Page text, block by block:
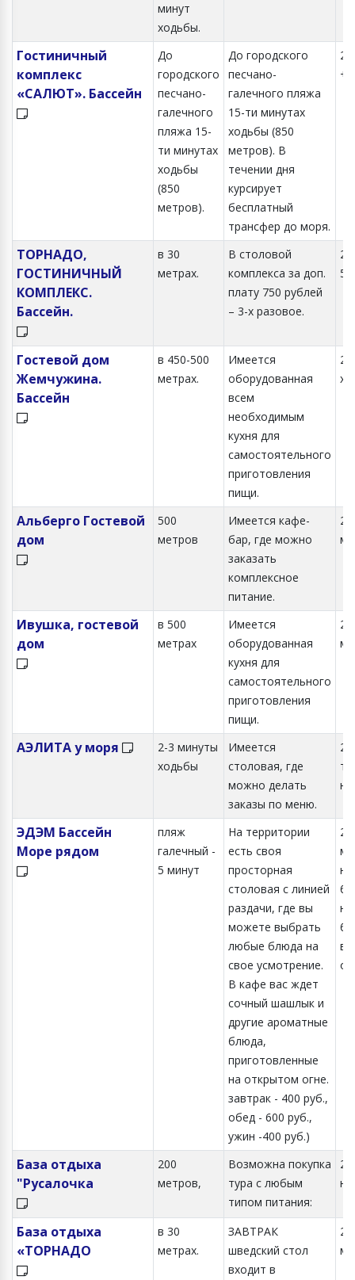
минут
ходьбы.
Гостиничный
комплекс
«САЛЮТ». Бассейн
До
городского
песчано-
галечного
пляжа 15-
ти минутах
ходьбы
(850
метров).
До городского
песчано-
галечного пляжа
15-ти минутах
ходьбы (850
метров). В
течении дня
курсирует
бесплатный
трансфер до моря.
2-
ТОРНАДО,
ГОСТИНИЧНЫЙ
КОМПЛЕКС.
Бассейн.
в 30
метрах.
В столовой
комплекса за доп.
плату 750 рублей
– 3-х разовое.
2-
5-
Гостевой дом
Жемчужина.
Бассейн
в 450-500
метрах.
Имеется
оборудованная
всем
необходимым
кухня для
самостоятельного
приготовления
пищи.
2,
Альберго Гостевой
дом
500
метров
Имеется кафе-
бар, где можно
заказать
комплексное
питание.
2-
Ивушка, гостевой
дом
в 500
метрах
Имеется
оборудованная
кухня для
самостоятельного
приготовления
пищи.
2-
АЭЛИТА у моря
2-3 минуты
ходьбы
Имеется
столовая, где
можно делать
заказы по меню.
2,
ЭДЭМ Бассейн
Море рядом
пляж
галечный -
5 минут
На территории
есть своя
просторная
столовая с линией
раздачи, где вы
можете выбрать
любые блюда на
свое усмотрение.
В кафе вас ждет
сочный шашлык и
другие ароматные
блюда,
приготовленные
на открытом огне.
завтрак - 400 руб.,
обед - 600 руб.,
ужин -400 руб.)
База отдыха
"Русалочка
200
метров,
Возможна покупка
тура с любым
типом питания:
2-
База отдыха
«ТОРНАДО
в 30
метрах.
ЗАВТРАК
шведский стол
входит в
2-